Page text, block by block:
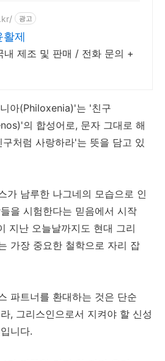
광고
활제
내 제조 및 판매 / 전화 문의 +
아(Philoxenia)'는 '친구
의 합성어로, 문자 그대로 해
처럼 사랑하라'는 뜻을 담고 있
가 남루한 나그네의 모습으로 인
을 시험한다는 믿음에서 시작
지난 오늘날까지도 현대 그리
가장 중요한 철학으로 자리 잡
파트너를 환대하는 것은 단순
, 그리스인으로서 지켜야 할 신성
니다.